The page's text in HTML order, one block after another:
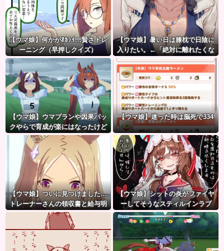
【ウマ娘】何かがｵｶｼｲ…賢さトレ
ーニング（早押しクイズ）
【ウマ娘】暑い日は膝枕で日陰に
入りたい。←「絶対に離れたくな
い場所だな」
【ウマ娘】ウマプランや因果パッ
クやらで育成が楽にはなったけど
ハードルも高くなってるんだ。
【ウマ娘】迷った時は脳死で334
【ウマ娘】ついに見つけました…
トレーナーさんの領収書と給与明
細！！
【ウマ娘】シットの炎がファイヤ
ーしてそうなスティルインラブ
（セーラーマーズ衣装）